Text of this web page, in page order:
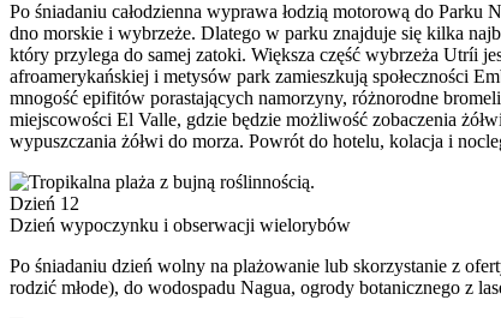
Po śniadaniu całodzienna wyprawa łodzią motorową do
dno morskie i wybrzeże. Dlatego w parku znajduje się kilka
który przylega do samej zatoki. Większa część wybrzeża Utríi
afroamerykańskiej i metysów park zamieszkują społeczności
mnogość epifitów porastających namorzyny, różnorodne
miejscowości El Valle, gdzie będzie możliwość zobaczenia
wypuszczania żółwi do morza. Powrót do hotelu, kolacja i
Dzień 12
Dzień wypoczynku i obserwacji wielorybów
Po śniadaniu dzień wolny na plażowanie lub skorzystanie z
rodzić młode), do wodospadu Nagua, ogrody botanicznego z